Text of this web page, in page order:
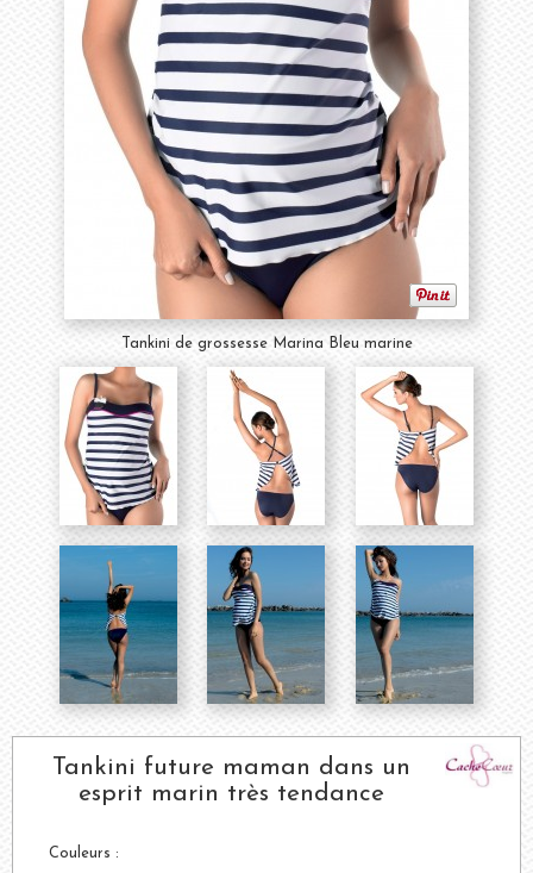
Tankini de grossesse Marina Bleu marine
Tankini future maman dans un
esprit marin très tendance
Couleurs :